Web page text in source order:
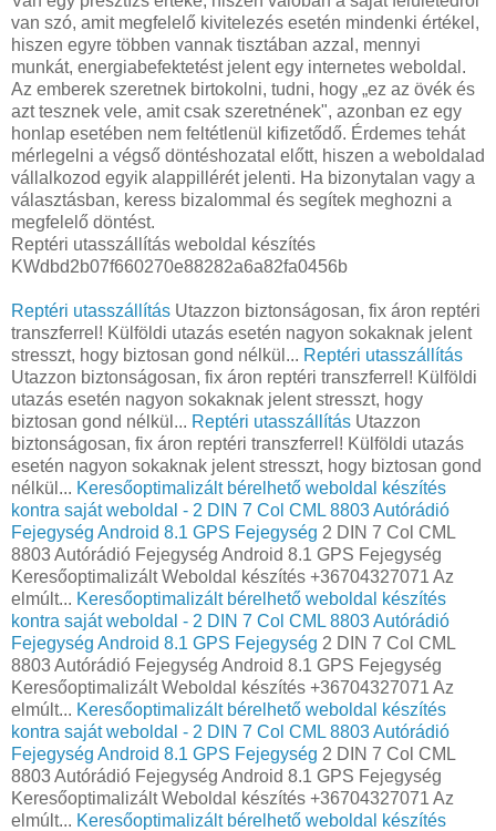
van szó, amit megfelelő kivitelezés esetén mindenki értékel,
hiszen egyre többen vannak tisztában azzal, mennyi
munkát, energiabefektetést jelent egy internetes weboldal.
Az emberek szeretnek birtokolni, tudni, hogy „ez az övék és
azt tesznek vele, amit csak szeretnének", azonban ez egy
honlap esetében nem feltétlenül kifizetődő. Érdemes tehát
mérlegelni a végső döntéshozatal előtt, hiszen a weboldalad
vállalkozod egyik alappillérét jelenti. Ha bizonytalan vagy a
választásban, keress bizalommal és segítek meghozni a
megfelelő döntést.
Reptéri utasszállítás weboldal készítés
KWdbd2b07f660270e88282a6a82fa0456b
Reptéri utasszállítás Utazzon biztonságosan, fix áron reptéri
transzferrel! Külföldi utazás esetén nagyon sokaknak jelent
stresszt, hogy biztosan gond nélkül... Reptéri utasszállítás
Utazzon biztonságosan, fix áron reptéri transzferrel! Külföldi
utazás esetén nagyon sokaknak jelent stresszt, hogy
biztosan gond nélkül... Reptéri utasszállítás Utazzon
biztonságosan, fix áron reptéri transzferrel! Külföldi utazás
esetén nagyon sokaknak jelent stresszt, hogy biztosan gond
nélkül... Keresőoptimalizált bérelhető weboldal készítés
kontra saját weboldal - 2 DIN 7 Col CML 8803 Autórádió
Fejegység Android 8.1 GPS Fejegység 2 DIN 7 Col CML
8803 Autórádió Fejegység Android 8.1 GPS Fejegység
Keresőoptimalizált Weboldal készítés +36704327071 Az
elmúlt... Keresőoptimalizált bérelhető weboldal készítés
kontra saját weboldal - 2 DIN 7 Col CML 8803 Autórádió
Fejegység Android 8.1 GPS Fejegység 2 DIN 7 Col CML
8803 Autórádió Fejegység Android 8.1 GPS Fejegység
Keresőoptimalizált Weboldal készítés +36704327071 Az
elmúlt... Keresőoptimalizált bérelhető weboldal készítés
kontra saját weboldal - 2 DIN 7 Col CML 8803 Autórádió
Fejegység Android 8.1 GPS Fejegység 2 DIN 7 Col CML
8803 Autórádió Fejegység Android 8.1 GPS Fejegység
Keresőoptimalizált Weboldal készítés +36704327071 Az
elmúlt... Keresőoptimalizált bérelhető weboldal készítés